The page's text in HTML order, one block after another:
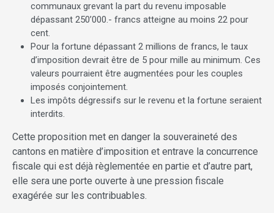
communaux grevant la part du revenu imposable
dépassant 250’000.- francs atteigne au moins 22 pour
cent.
Pour la fortune dépassant 2 millions de francs, le taux
d’imposition devrait être de 5 pour mille au minimum. Ces
valeurs pourraient être augmentées pour les couples
imposés conjointement.
Les impôts dégressifs sur le revenu et la fortune seraient
interdits.
Cette proposition met en danger la souveraineté des
cantons en matière d’imposition et entrave la concurrence
fiscale qui est déjà règlementée en partie et d’autre part,
elle sera une porte ouverte à une pression fiscale
exagérée sur les contribuables.